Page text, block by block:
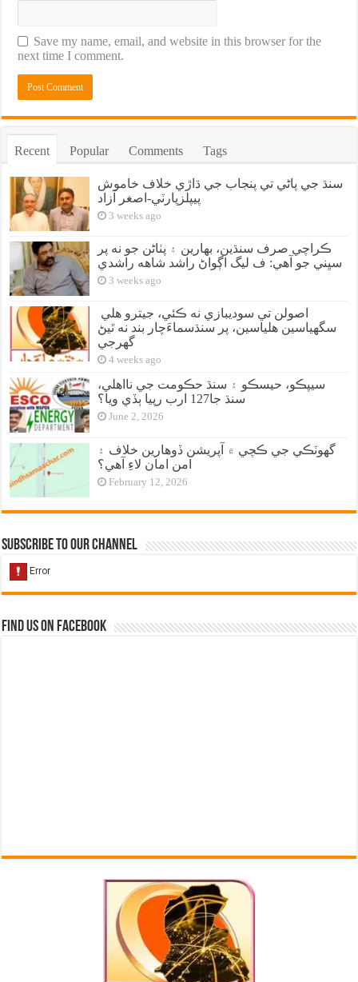
Save my name, email, and website in this browser for the
next time I comment.
Recent Popular Comments Tags
سنڌ جي پاڻي تي پنجاب جي ڌاڙي خلاف خاموش
پيپلزپارٽي-اصغر آزاد
3 weeks ago
ڪراچي صرف سنڌين، بهارين ۽ پٺاڻن جو نه پر
سڀني جو آهي: ف ليگ اڳواڻ راشد شاهه راشدي
3 weeks ago
سگهياسين هلياسين، پر سنڌسماءَچار بند نه ٿيڻ
گهرجي
4 weeks ago
سيپڪو، حيسڪو ۽ سنڌ حڪومت جي نااهلي،
سنڌ جا127 ارب رپيا ٻڏي ويا؟
June 2, 2026
گهوٽڪي جي ڪچي ۾ آپريشن ڏوهارين خلاف ۽
امن امان لاءِ آهي؟
February 12, 2026
Subscribe to our Channel
Find us on Facebook